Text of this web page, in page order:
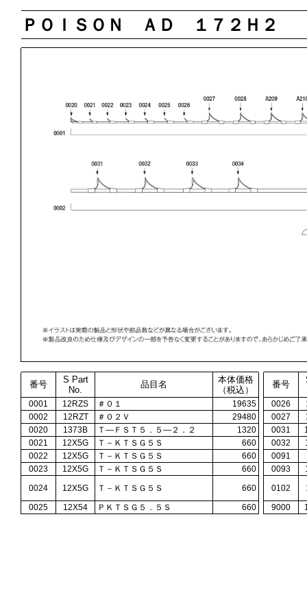
ＰＯＩＳＯＮ ＡＤ １７２Ｈ２
番号
S Part
No.
品目名
本体価格
（税込）
番号
0001 12RZS ＃０１ 19635 0026
0002
12RZT ＃０２Ｖ 29480 0027
0020
1373B Ｔ―ＦＳＴ５．５―２．２ 1320 0031
0021
12X5G Ｔ－ＫＴＳＧ５Ｓ 660 0032
0022
12X5G Ｔ－ＫＴＳＧ５Ｓ 660 0091
0023
12X5G Ｔ－ＫＴＳＧ５Ｓ 660 0093
0024
12X5G Ｔ－ＫＴＳＧ５Ｓ 660 0102
0025
12X54 ＰＫＴＳＧ５．５Ｓ 660 9000